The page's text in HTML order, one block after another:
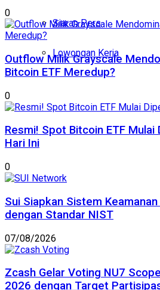
Siaran Pers
Lowongan Kerja
0
Outflow Milik Grayscale
Bitcoin ETF Meredup?
0
Resmi! Spot Bitcoin ETF Mulai
Hari Ini
0
Sui Siapkan Sistem
dengan Standar NIST
07/08/2026
Zcash Gelar Voting NU7
2026 dengan Target